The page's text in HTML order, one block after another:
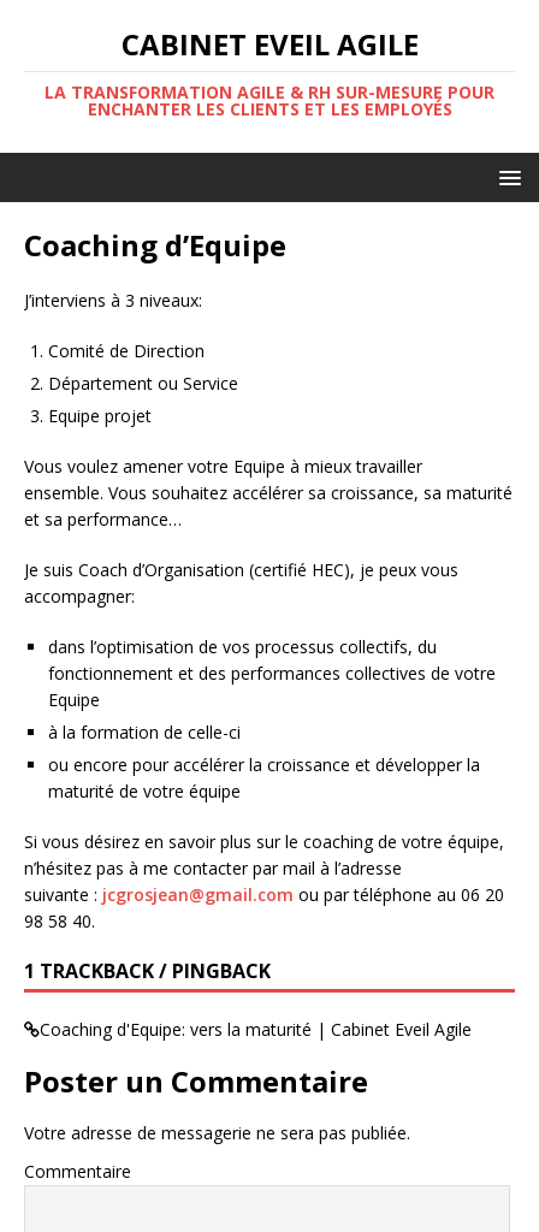
CABINET EVEIL AGILE
LA TRANSFORMATION AGILE & RH SUR-MESURE POUR
ENCHANTER LES CLIENTS ET LES EMPLOYÉS
Coaching d’Equipe
J’interviens à 3 niveaux:
Comité de Direction
Département ou Service
Equipe projet
Vous voulez amener votre Equipe à mieux travailler
ensemble. Vous souhaitez accélérer sa croissance, sa maturité
et sa performance…
Je suis Coach d’Organisation (certifié HEC), je peux vous
accompagner:
dans l’optimisation de vos processus collectifs, du
fonctionnement et des performances collectives de votre
Equipe
à la formation de celle-ci
ou encore pour accélérer la croissance et développer la
maturité de votre équipe
Si vous désirez en savoir plus sur le coaching de votre équipe,
n’hésitez pas à me contacter par mail à l’adresse
suivante : jcgrosjean@gmail.com ou par téléphone au 06 20
98 58 40.
1 TRACKBACK / PINGBACK
Coaching d'Equipe: vers la maturité | Cabinet Eveil Agile
Poster un Commentaire
Votre adresse de messagerie ne sera pas publiée.
Commentaire